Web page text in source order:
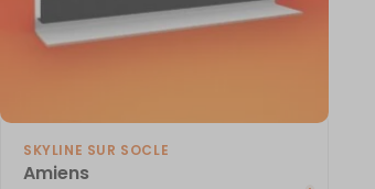
SKYLINE SUR SOCLE
Amiens